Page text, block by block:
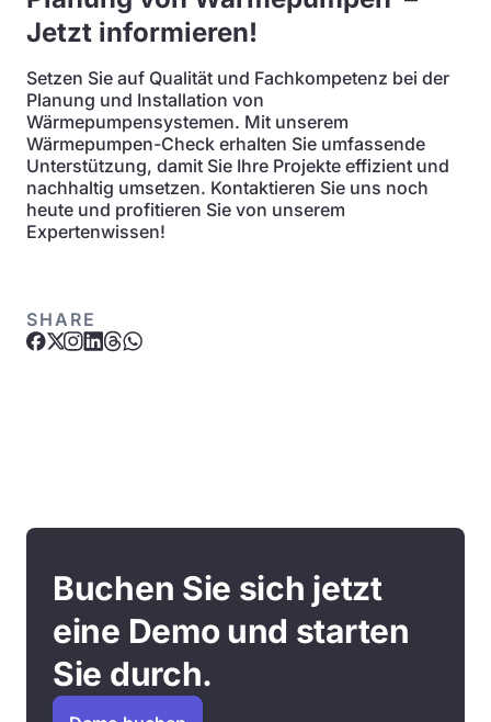
Jetzt informieren!
Setzen Sie auf Qualität und Fachkompetenz bei der
Planung und Installation von
Wärmepumpensystemen. Mit unserem
Wärmepumpen-Check erhalten Sie umfassende
Unterstützung, damit Sie Ihre Projekte effizient und
nachhaltig umsetzen. Kontaktieren Sie uns noch
heute und profitieren Sie von unserem
Expertenwissen!
SHARE
Buchen Sie sich jetzt
eine Demo und starten
Sie durch.